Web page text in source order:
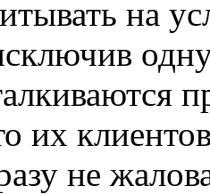
на
их
не